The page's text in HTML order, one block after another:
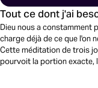
Tout ce dont j'ai
Dieu nous a constamment
charge déjà de ce que l'on
Cette méditation de trois
pourvoit la portion exacte,